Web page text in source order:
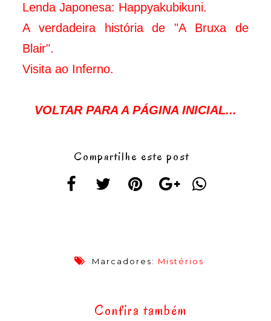
Lenda Japonesa: Happyakubikuni.
A verdadeira história de "A Bruxa de
Blair".
Visita ao Inferno.
VOLTAR PARA A PÁGINA INICIAL...
Compartilhe este post
Marcadores: Mistérios
Confira também